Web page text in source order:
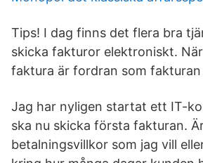
Tips! I dag finns det flera bra
skicka fakturor elektroniskt.
faktura är fordran som
Jag har nyligen startat ett IT-
ska nu skicka första fakturan.
betalningsvillkor som jag vill